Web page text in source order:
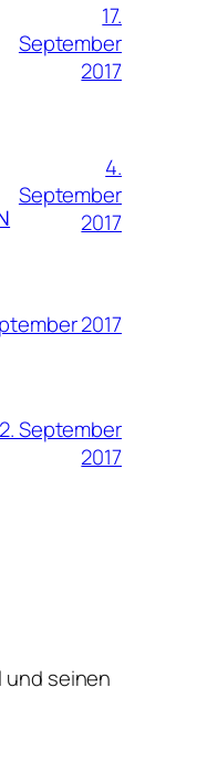
17.
September
2017
4.
September
2017
2017
2. September
2017
und seinen